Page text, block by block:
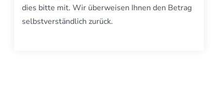
dies bitte mit. Wir überweisen Ihnen den Betrag
selbstverständlich zurück.